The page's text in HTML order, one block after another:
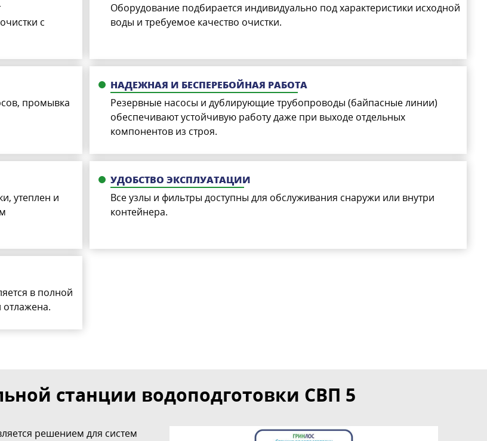
с
Оборудование подбирается индивидуально под характеристики исходной
воды и требуемое качество очистки.
промывка
НАДЕЖНАЯ И БЕСПЕРЕБОЙНАЯ РАБОТА
Резервные насосы и дублирующие трубопроводы (байпасные линии)
обеспечивают устойчивую работу даже при выходе отдельных
компонентов из строя.
утеплен и
УДОБСТВО ЭКСПЛУАТАЦИИ
Все узлы и фильтры доступны для обслуживания снаружи или внутри
контейнера.
в полной
отлажена.
станции водоподготовки СВП 5
решением для систем